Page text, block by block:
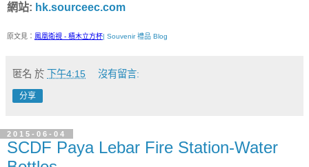
網站: hk.sourceec.com
原文見： 鳳凰衛視 - 積木立方杯| Souvenir 禮品 Blog
匿名 於 下午4:15 沒有留言:
分享
2015-06-04
SCDF Paya Lebar Fire Station-Water